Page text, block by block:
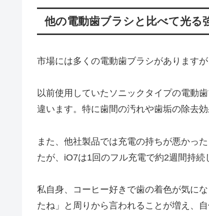
他の電動歯ブラシと比べて光る
市場には多くの電動歯ブラシがあります
以前使用していたソニックタイプの電動
違います。特に歯間の汚れや歯垢の除去
また、他社製品では充電の持ちが悪かっ
たが、iO7は1回のフル充電で約2週間持続
私自身、コーヒー好きで歯の着色が気に
たね」と周りから言われることが増え、